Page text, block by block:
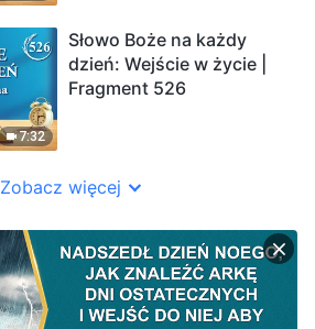
7:32
Słowo Boże na każdy
dzień: Wejście w życie |
Fragment 526
Zobacz więcej